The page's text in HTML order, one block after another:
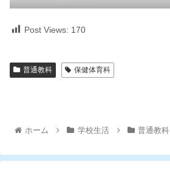
Post Views: 170
普通教科 保健体育科
ホーム 学校生活 普通教科